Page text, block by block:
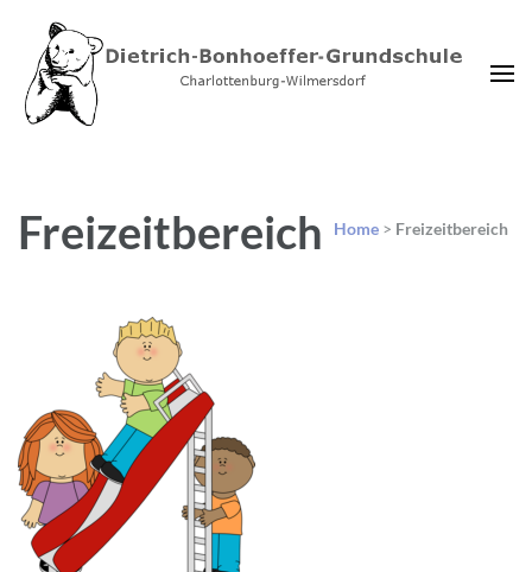
Freizeitbereich Home > Freizeitbereich